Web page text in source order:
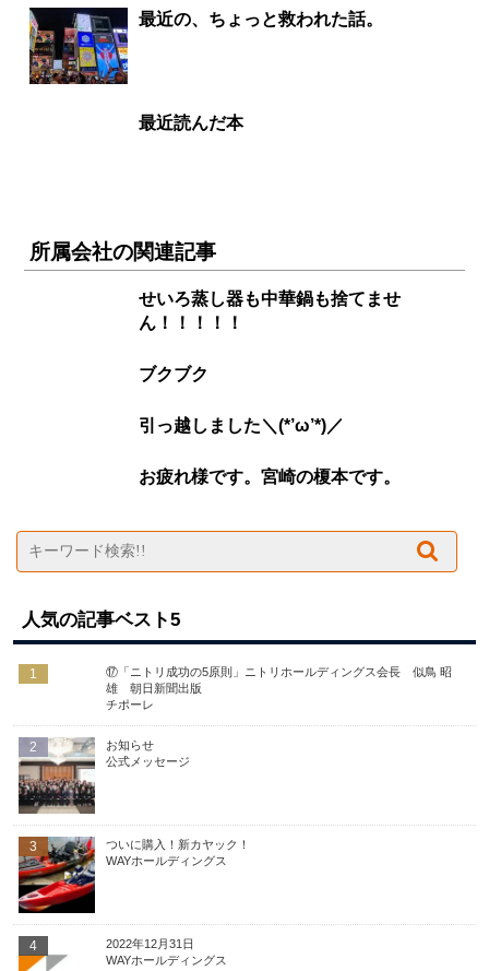
最近の、ちょっと救われた話。
最近読んだ本
所属会社の関連記事
せいろ蒸し器も中華鍋も捨てませ
ん！！！！！
ブクブク
引っ越しました＼(*’ω’*)／
お疲れ様です。宮崎の榎本です。
人気の記事ベスト5
1
⑰「ニトリ成功の5原則」ニトリホールディングス会長 似鳥 昭
雄 朝日新聞出版
チポーレ
2
お知らせ
公式メッセージ
3
ついに購入！新カヤック！
WAYホールディングス
4
2022年12月31日
WAYホールディングス